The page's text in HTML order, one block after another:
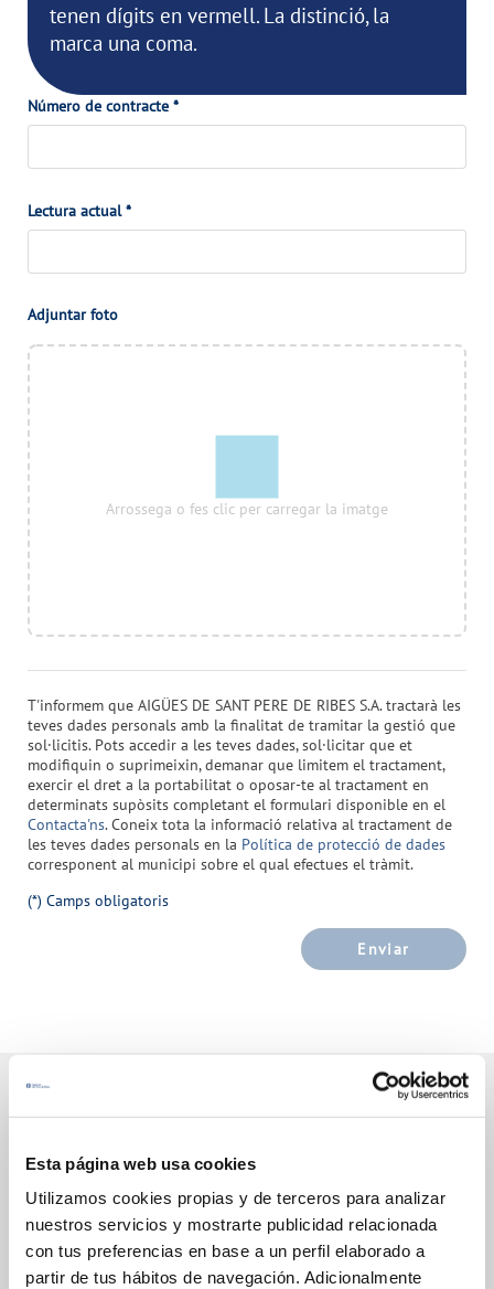
Esta página web usa cookies
Utilizamos cookies propias y de terceros para analizar
nuestros servicios y mostrarte publicidad relacionada
con tus preferencias en base a un perfil elaborado a
partir de tus hábitos de navegación. Adicionalmente
Número de contracte *
Lectura actual *
Adjuntar foto
Arrossega o fes clic per carregar la imatge
tenen dígits en vermell. La distinció, la
marca una coma.
T'informem que AIGÜES DE SANT PERE DE RIBES S.A.tractarà les
teves dades personals amb la finalitat de tramitar la gestió que
sol·licitis. Pots accedir a les teves dades, sol·licitar que et
modifiquin o suprimeixin, demanar que limitem el tractament,
exercir el dret a la portabilitat o oposar-te al tractament en
determinats supòsits completant el formulari disponible en el
Contacta'ns. Coneix tota la informació relativa al tractament de
les teves dades personals en la Política de protecció de dades
corresponent al municipi sobre el qual efectues el tràmit.
(*) Camps obligatoris
Enviar
Gestions en Línia
FACTURES, PAGAMENTS I CONSUMS
CONTRACTES